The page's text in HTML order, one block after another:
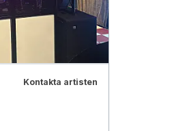
Kontakta artisten